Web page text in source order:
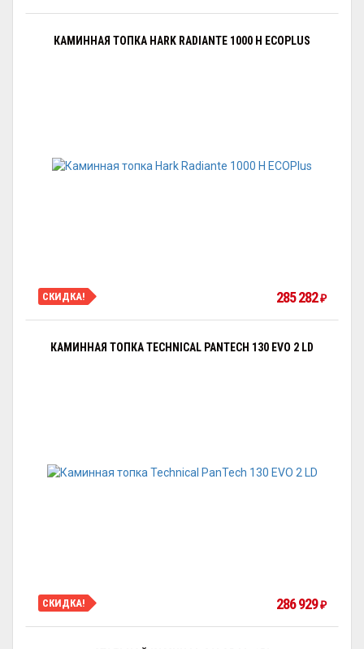
КАМИННАЯ ТОПКА HARK RADIANTE 1000 H ECOPLUS
СКИДКА! 285 282₽
КАМИННАЯ ТОПКА TECHNICAL PANTECH 130 EVO 2 LD
СКИДКА! 286 929₽